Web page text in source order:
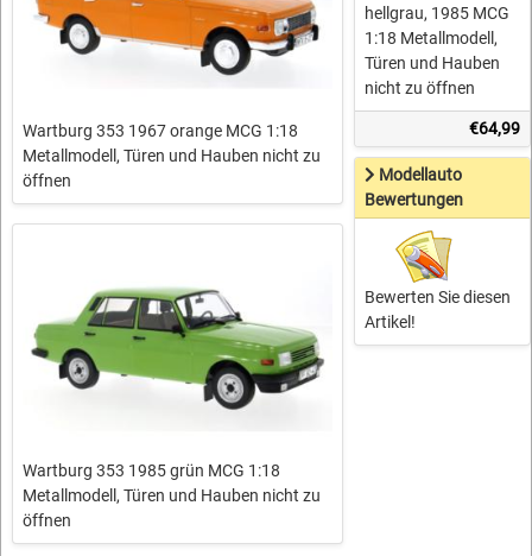
Wartburg 353 1967 orange MCG 1:18
Metallmodell, Türen und Hauben nicht zu
öffnen
Wartburg 353 1985 grün MCG 1:18
Metallmodell, Türen und Hauben nicht zu
öffnen
hellgrau, 1985 MCG
1:18 Metallmodell,
Türen und Hauben
nicht zu öffnen
€64,99
Modellauto
Bewertungen
Bewerten Sie diesen
Artikel!